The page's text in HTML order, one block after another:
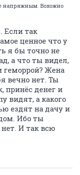
напряжным. Вохожно
Если так
ценное что у
я бы точно не
а что ты видел,
геморрой? Жена
вечно нет. Ты
принёс денег и
видят, а какого
ездят на дачу и
Ибо ты
И так всю